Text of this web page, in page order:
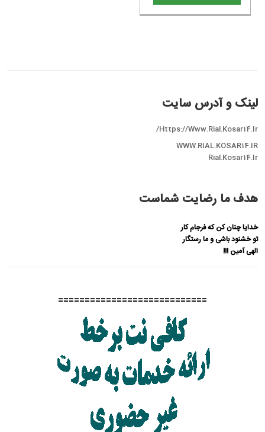
لینک و آدرس سایت
Https://www.rial.kosar14.ir/
WWW.RIAL.KOSAR14.IR
Rial.kosar14.ir
هدف ما رضایت شماست
خدایا چنان کن که فرجام کار
تو خشنود باشی و ما رستگار
الهی آمین !!!
============================